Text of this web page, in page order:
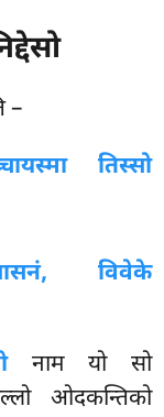
–
तिस्सो
विवेके
नाम यो सो
ओदकन्तिको